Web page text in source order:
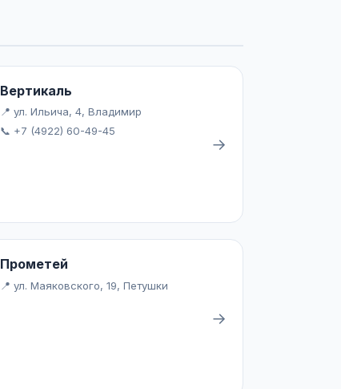
Вертикаль
📍 ул. Ильича, 4, Владимир
📞 +7 (4922) 60-49-45
→
Прометей
📍 ул. Маяковского, 19, Петушки
→